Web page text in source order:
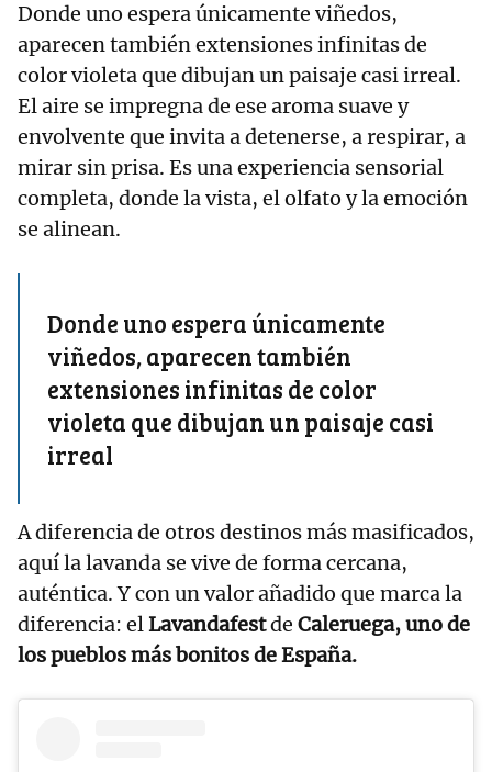
Donde uno espera únicamente viñedos,
aparecen también extensiones infinitas de
color violeta que dibujan un paisaje casi irreal.
El aire se impregna de ese aroma suave y
envolvente que invita a detenerse, a respirar, a
mirar sin prisa. Es una experiencia sensorial
completa, donde la vista, el olfato y la emoción
se alinean.
Donde uno espera únicamente
viñedos, aparecen también
extensiones infinitas de color
violeta que dibujan un paisaje casi
irreal
A diferencia de otros destinos más masificados,
aquí la lavanda se vive de forma cercana,
auténtica. Y con un valor añadido que marca la
diferencia: elLavandafestde Caleruega, uno de
los pueblos más bonitos de España.